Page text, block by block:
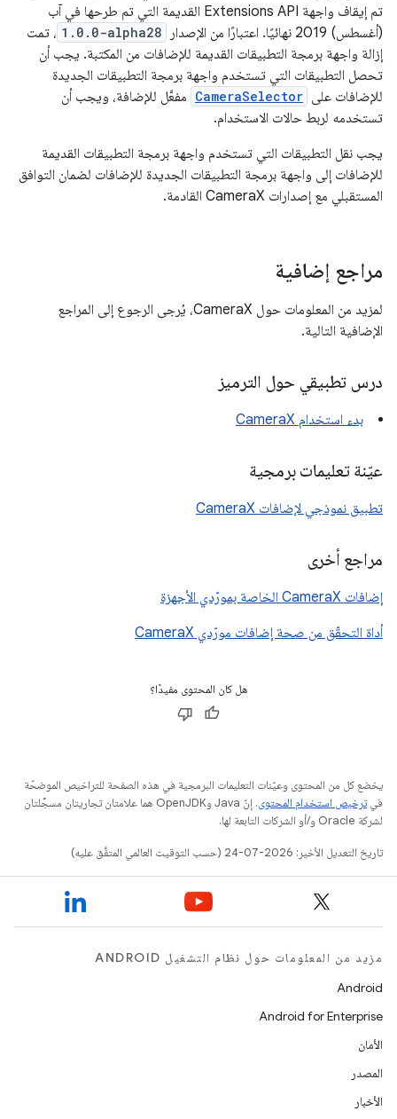
تم إيقاف واجهة Extensions API القديمة التي تم طرحها في آب
(أغسطس) 2019 نهائيًا. اعتبارًا من الإصدار
1.0.0-alpha28 ، تمت
إزالة واجهة برمجة التطبيقات القديمة للإضافات من المكتبة. يجب أن
تحصل التطبيقات التي تستخدم واجهة برمجة التطبيقات الجديدة
للإضافات على CameraSelector مفعَّل للإضافة، ويجب أن
تستخدمه لربط حالات الاستخدام.
يجب نقل التطبيقات التي تستخدم واجهة برمجة التطبيقات القديمة
للإضافات إلى واجهة برمجة التطبيقات الجديدة للإضافات لضمان التوافق
المستقبلي مع إصدارات CameraX القادمة.
مراجع إضافية
لمزيد من المعلومات حول CameraX، يُرجى الرجوع إلى المراجع
الإضافية التالية.
درس تطبيقي حول الترميز
بدء استخدام CameraX
عيّنة تعليمات برمجية
تطبيق نموذجي لإضافات CameraX
مراجع أخرى
إضافات CameraX الخاصة بمورّدي الأجهزة
أداة التحقّق من صحة إضافات مورّدي CameraX
هل كان المحتوى مفيدًا؟
يخضع كل من المحتوى وعيّنات التعليمات البرمجية في هذه الصفحة للتراخيص الموضحّة
فيترخيص استخدام المحتوى
. إنّ Java وOpenJDK هما علامتان تجاريتان مسجَّلتان
لشركة Oracle و/أو الشركات التابعة لها.
تاريخ التعديل الأخير: 2026-07-24 (حسب التوقيت العالمي المتفَّق عليه)
مزيد من المعلومات حول نظام التشغيل ANDROID
Android
Android for Enterprise
الأمان
المصدر
الأخبار